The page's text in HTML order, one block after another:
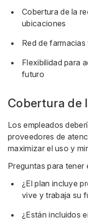
Cobertura de la
ubicaciones
Red de
Flexibilidad para
futuro
Cobertura de
Los empleados
proveedores de
maximizar el uso y
Preguntas para tener
¿El plan incluye
vive y trabaja su
¿Están incluidos